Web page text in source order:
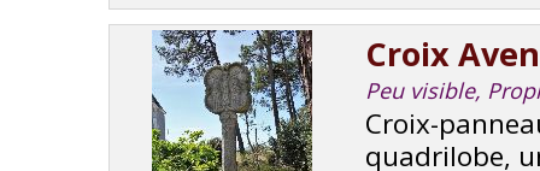
Croix
Peu visible,
Croix-
quadrilobe,